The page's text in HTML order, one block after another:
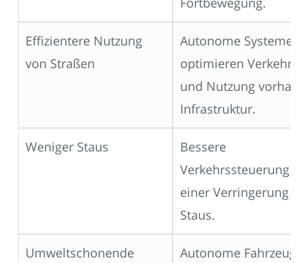
Effizientere Nutzung
von Straßen
Autonome Systeme
optimieren
und Nutzung
Infrastruktur.
Weniger Staus
Bessere
Verkehrssteuerung
einer Verringerung
Staus.
Umweltschonende
Autonome Fahrzeuge